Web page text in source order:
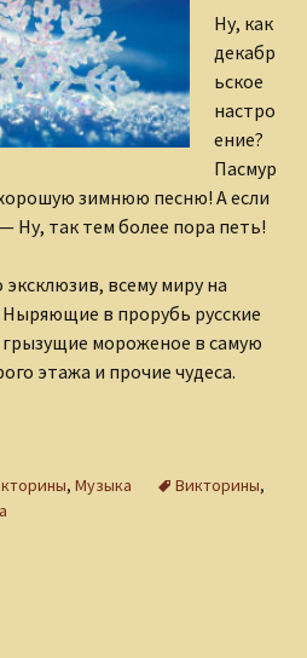
Ну, как
декабр
ьское
настро
ение?
Пасмур
зимнюю песню! А если
Ну, так тем более пора петь!
всему миру на
Ныряющие в прорубь русские
мороженое в самую
этажа и прочие чудеса.
«Зимние песни»
, Музыка Викторины,